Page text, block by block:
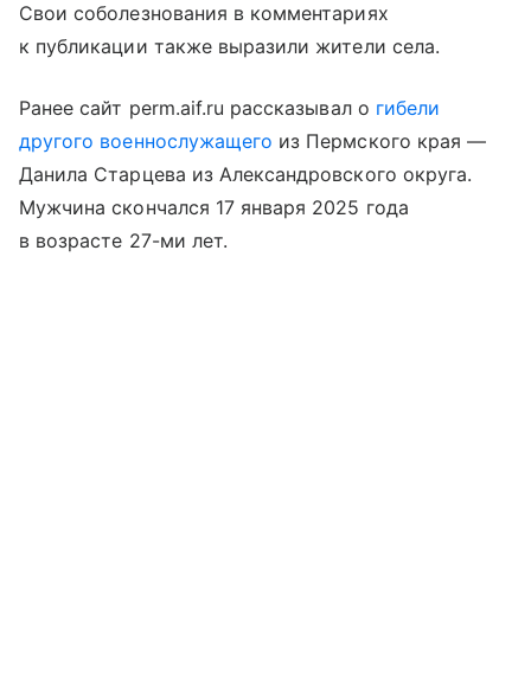
Свои соболезнования в комментариях
к публикации также выразили жители села.
Ранее сайт perm.aif.ru рассказывал о гибели
другого военнослужащего из Пермского края —
Данила Старцева из Александровского округа.
Мужчина скончался 17 января 2025 года
в возрасте 27-ми лет.